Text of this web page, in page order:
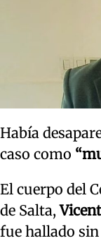
Había
caso como
El cuerpo del
de Salta,
fue hallado sin